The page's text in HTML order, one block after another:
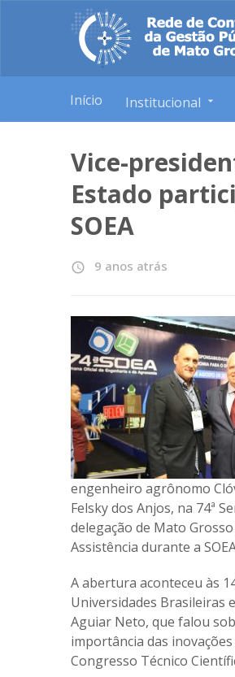
Início Institucional
Vice-
Estado
SOEA
access_time 9 anos atrás
engenheiro agrônomo
Felsky dos Anjos, na 74ª
delegação de Mato
Assistência durante a
A abertura aconteceu às
Universidades Brasileiras
Aguiar Neto, que falou
importância das
Congresso Técnico